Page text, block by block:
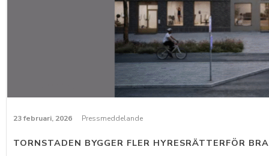
23 februari, 2026 Pressmeddelande
TORNSTADEN BYGGER FLER HYRESRÄTTERFÖR